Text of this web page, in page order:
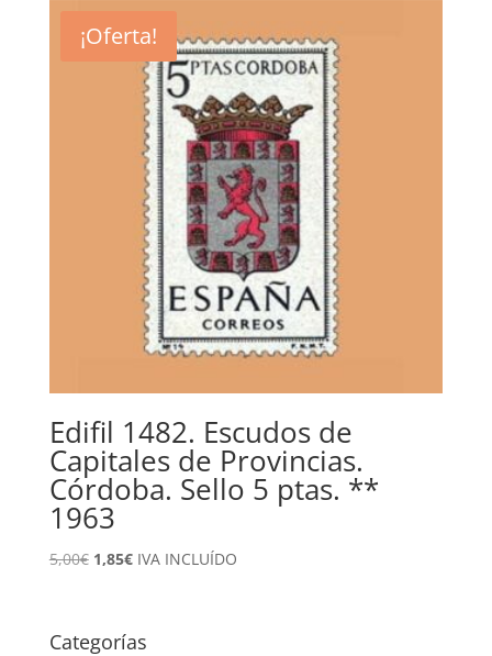
0,30€.0,15€.
¡Oferta!
Edifil 1482. Escudos de
Capitales de Provincias.
Córdoba. Sello 5 ptas. **
1963
5,00€ El
era:
1,85€El
es:
IVA INCLUÍDO
Categorías